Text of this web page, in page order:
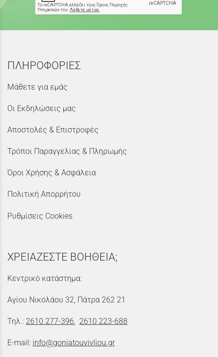
ΠΛΗΡΟΦΟΡΙΕΣ
Μάθετε για εμάς
Οι Εκδηλώσεις μας
Αποστολές & Επιστροφές
Τρόποι Παραγγελίας & Πληρωμής
Όροι Χρήσης & Ασφάλεια
Πολιτική Απορρήτου
Ρυθμίσεις Cookies
ΧΡΕΙΑΖΕΣΤΕ ΒΟΗΘΕΙΑ;
Κεντρικό κατάστημα:
Αγίου Νικολάου 32, Πάτρα 262 21
Τηλ.: 2610 277-396, 2610 223-688
E-mail: info@goniatouvivliou.gr